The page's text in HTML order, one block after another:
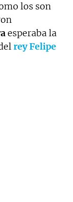
los son
esperaba la
rey Felipe